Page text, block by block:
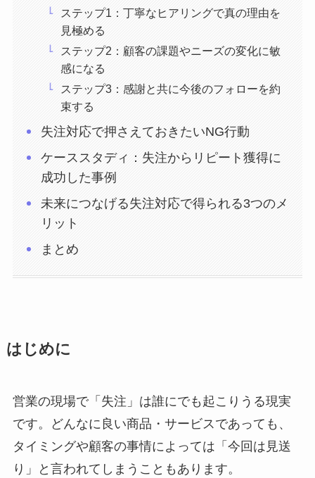
ステップ1：丁寧なヒアリングで真の理由を
見極める
ステップ2：顧客の課題やニーズの変化に敏
感になる
ステップ3：感謝と共に今後のフォローを約
束する
失注対応で押さえておきたいNG行動
ケーススタディ：失注からリピート獲得に
成功した事例
未来につなげる失注対応で得られる3つのメ
リット
まとめ
はじめに
営業の現場で「失注」は誰にでも起こりうる現実
です。どんなに良い商品・サービスであっても、
タイミングや顧客の事情によっては「今回は見送
り」と言われてしまうこともあります。